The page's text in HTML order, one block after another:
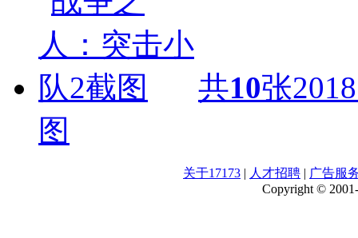
共10张
图
关于17173 | 人才招聘 | 广告服
Copyright ©